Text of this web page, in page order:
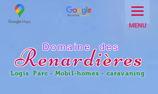
MENU
Domaine des
Renardières
Parc - Mobil-homes - caravaning